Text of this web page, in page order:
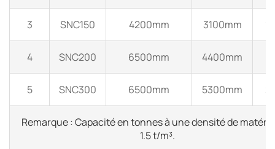
3 SNC150 4200mm 3100mm
4 SNC200 6500mm 4400mm
5 SNC300 6500mm 5300mm
Remarque : Capacité en tonnes à une densité de
1.5 t/m³.